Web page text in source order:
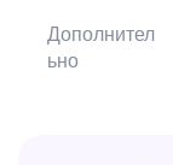
Дополнител
ьно